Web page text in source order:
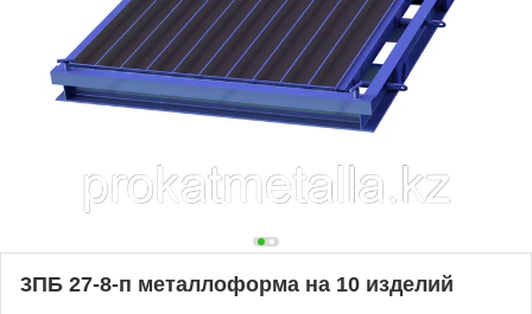
3ПБ 27-8-п металлоформа на 10 изделий